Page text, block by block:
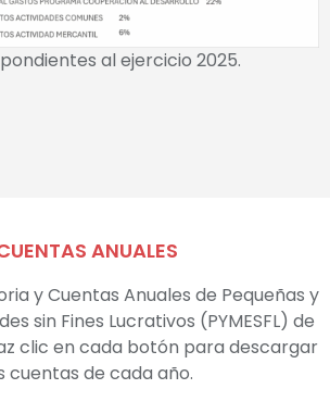
al ejercicio 2025.
ANUALES
y Cuentas Anuales de Pequeñas y
sin Fines Lucrativos (PYMESFL) de
clic en cada botón para descargar
cuentas de cada año.